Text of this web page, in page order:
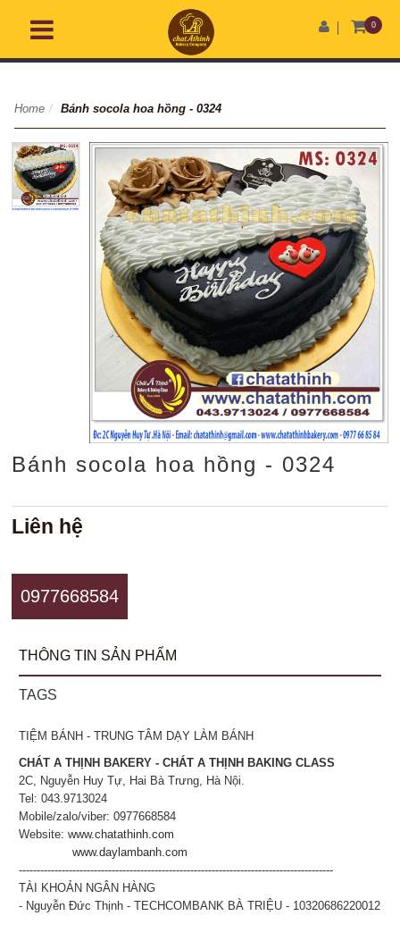
0
Home / Bánh socola hoa hồng - 0324
Bánh socola hoa hồng - 0324
Liên hệ
0977668584
THÔNG TIN SẢN PHẨM
TAGS
TIỆM BÁNH - TRUNG TÂM DẠY LÀM BÁNH
CHÁT A THỊNH BAKERY - CHÁT A THỊNH BAKING CLASS
2C, Nguyễn Huy Tự, Hai Bà Trưng, Hà Nội.
Tel: 043.9713024
Mobile/zalo/viber: 0977668584
Website:www.chatathinh.com
www.daylambanh.com
----------------------------------------------------------------------------------------
TÀI KHOẢN NGÂN HÀNG
- Nguyễn Đức Thịnh - TECHCOMBANK BÀ TRIỆU - 10320686220012